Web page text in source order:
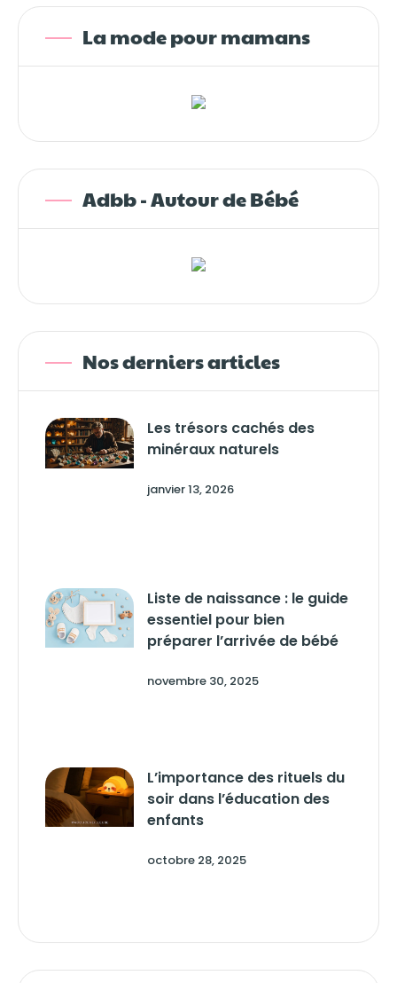
La mode pour mamans
Adbb - Autour de Bébé
Nos derniers articles
Les trésors cachés des
minéraux naturels
janvier 13, 2026
Liste de naissance : le guide
essentiel pour bien
préparer l’arrivée de bébé
novembre 30, 2025
L’importance des rituels du
soir dans l’éducation des
enfants
octobre 28, 2025